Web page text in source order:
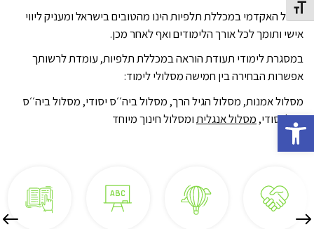
Open toolbar
Toggle Font size
הסגל האקדמי במכללת תלפיות הינו מהטובים בישראל ומעניק ליווי
אישי ותומך לכל אורך הלימודים ואף לאחר מכן.
במסגרת לימודי תעודת הוראה במכללת תלפיות, עומדת לרשותך
אפשרות הבחירה בין חמישה מסלולי לימוד:
מסלול אמנות, מסלול הגיל הרך, מסלול ביה׳׳ס יסודי, מסלול ביה׳׳ס
העל יסודי, מסלול אנגליתומסלול חינוך מיוחד